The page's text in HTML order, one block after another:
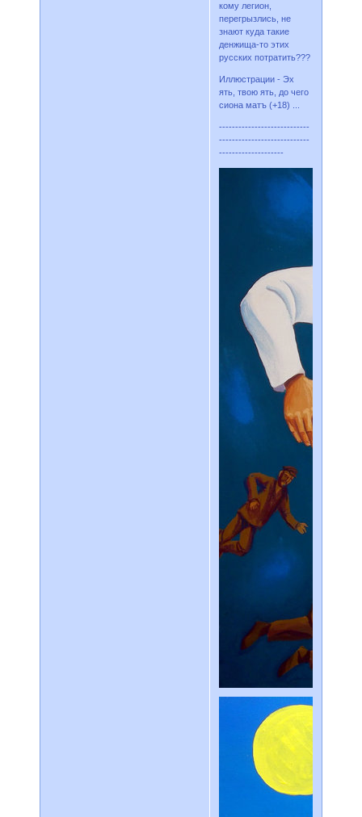
кому легион,
перегрызлись, не
знают куда такие
денжища-то этих
русских потратить???
Иллюстрации - Эх
ять, твою ять, до чего
сиона матъ (+18) ...
----------------------------
----------------------------
--------------------